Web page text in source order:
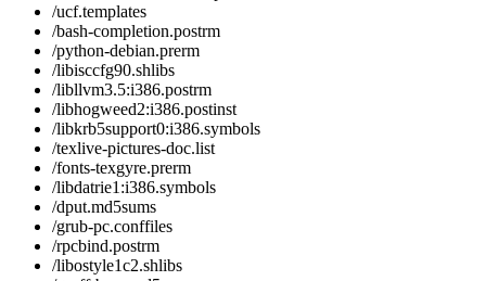
/ucf.templates
/bash-completion.postrm
/python-debian.prerm
/libisccfg90.shlibs
/libllvm3.5:i386.postrm
/libhogweed2:i386.postinst
/libkrb5support0:i386.symbols
/texlive-pictures-doc.list
/fonts-texgyre.prerm
/libdatrie1:i386.symbols
/dput.md5sums
/grub-pc.conffiles
/rpcbind.postrm
/libostyle1c2.shlibs